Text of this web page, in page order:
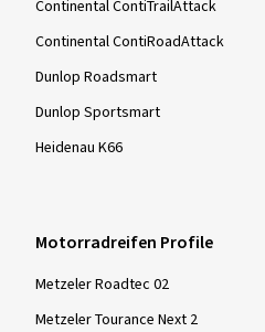
Continental ContiTrailAttack
Continental ContiRoadAttack
Dunlop Roadsmart
Dunlop Sportsmart
Heidenau K66
Motorradreifen Profile
Metzeler Roadtec 02
Metzeler Tourance Next 2